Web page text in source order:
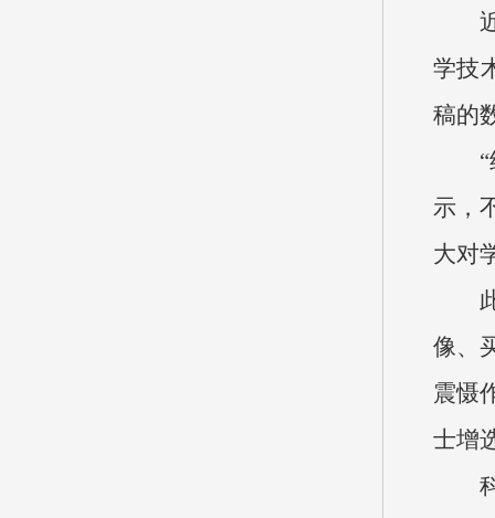
学技
稿的
示，
大对
像、
震慑
士增